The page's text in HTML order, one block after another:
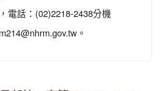
電話：(02)2218-2438分機
。